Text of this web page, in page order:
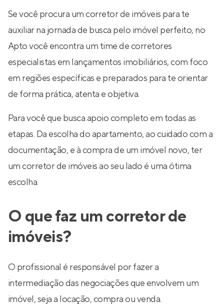
Se você procura um corretor de imóveis para te
auxiliar na jornada de busca pelo imóvel perfeito, no
Apto você encontra um time de corretores
especialistas em lançamentos imobiliários, com foco
em regiões específicas e preparados para te orientar
de forma prática, atenta e objetiva.
Para você que busca apoio completo em todas as
etapas. Da escolha do apartamento, ao cuidado com a
documentação, e à compra de um imóvel novo, ter
um corretor de imóveis ao seu lado é uma ótima
escolha.
O que faz um corretor de
imóveis?
O profissional é responsável por fazer a
intermediação das negociações que envolvem um
imóvel, seja a locação, compra ou venda.